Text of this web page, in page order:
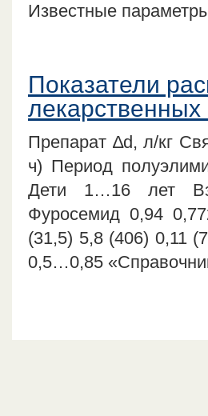
Известные
Показатели
лекарственных
Препарат ∆d, л/кг
ч) Период
Дети 1…16 лет
Фуросемид 0,94
(31,5) 5,8 (406) 0,11
0,5…0,85